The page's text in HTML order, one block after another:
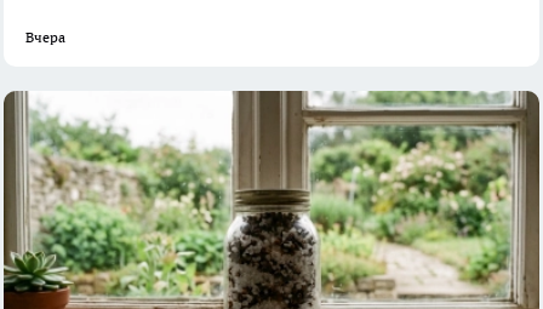
Вчера